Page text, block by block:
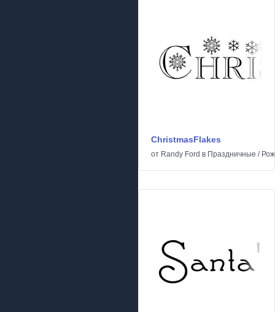
ChristmasFlakes
от Randy Ford в Праздничные /